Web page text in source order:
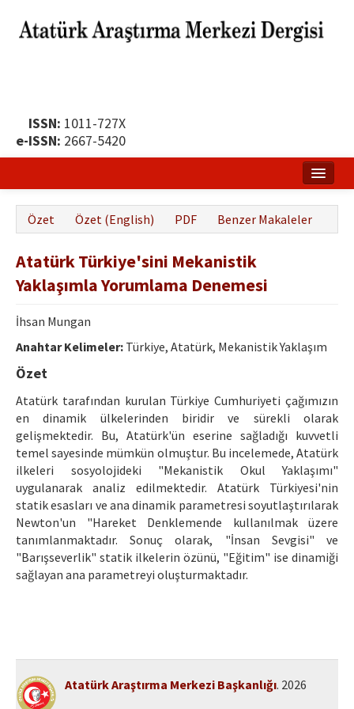
ISSN: 1011-727X
e-ISSN: 2667-5420
Hakkında
Yayın Politikası
Dergi Kurulları
Yayın İlkeleri
Hakem Rehberi
İletişim
Özet Özet (English) PDF Benzer Makaleler
Atatürk Türkiye'sini Mekanistik
Yaklaşımla Yorumlama Denemesi
İhsan Mungan
Anahtar Kelimeler: Türkiye, Atatürk, Mekanistik Yaklaşım
Özet
Atatürk tarafından kurulan Türkiye Cumhuriyeti çağımızın
en dinamik ülkelerinden biridir ve sürekli olarak
gelişmektedir. Bu, Atatürk'ün eserine sağladığı kuvvetli
temel sayesinde mümkün olmuştur. Bu incelemede, Atatürk
ilkeleri sosyolojideki "Mekanistik Okul Yaklaşımı"
uygulanarak analiz edilmektedir. Atatürk Türkiyesi'nin
statik esasları ve ana dinamik parametresi soyutlaştırılarak
Newton'un "Hareket Denklemende kullanılmak üzere
tanımlanmaktadır. Sonuç olarak, "İnsan Sevgisi" ve
"Barışseverlik" statik ilkelerin özünü, "Eğitim" ise dinamiği
sağlayan ana parametreyi oluşturmaktadır.
Atatürk Araştırma Merkezi Başkanlığı. 2026